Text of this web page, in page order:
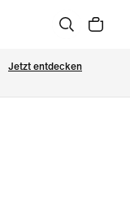
Jetzt entdecken